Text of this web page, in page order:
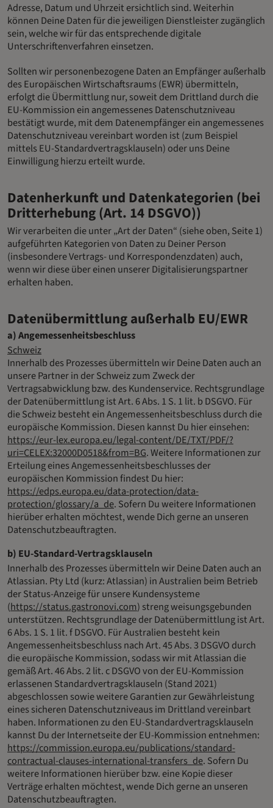
Adresse, Datum und Uhrzeit ersichtlich sind. Weiterhin
können Deine Daten für die jeweiligen Dienstleister zugänglich
sein, welche wir für das entsprechende digitale
Unterschriftenverfahren einsetzen.
Sollten wir personenbezogene Daten an Empfänger außerhalb
des Europäischen Wirtschaftsraums (EWR) übermitteln,
erfolgt die Übermittlung nur, soweit dem Drittland durch die
EU-Kommission ein angemessenes Datenschutzniveau
bestätigt wurde, mit dem Datenempfänger ein angemessenes
Datenschutzniveau vereinbart worden ist (zum Beispiel
mittels EU-Standardvertragsklauseln) oder uns Deine
Einwilligung hierzu erteilt wurde.
Datenherkunft und Datenkategorien (bei
Dritterhebung (Art. 14 DSGVO))
Wir verarbeiten die unter „Art der Daten“ (siehe oben, Seite 1)
aufgeführten Kategorien von Daten zu Deiner Person
(insbesondere Vertrags- und Korrespondenzdaten) auch,
wenn wir diese über einen unserer Digitalisierungspartner
erhalten haben.
Datenübermittlung außerhalb EU/EWR
a) Angemessenheitsbeschluss
Schweiz
Innerhalb des Prozesses übermitteln wir Deine Daten auch an
unsere Partner in der Schweiz zum Zweck der
Vertragsabwicklung bzw. des Kundenservice. Rechtsgrundlage
der Datenübermittlung ist Art. 6 Abs. 1 S. 1 lit. b DSGVO. Für
die Schweiz besteht ein Angemessenheitsbeschluss durch die
europäische Kommission. Diesen kannst Du hier einsehen:
https://eur-lex.europa.eu/legal-content/DE/TXT/PDF/?
uri=CELEX:32000D0518&from=BG. Weitere Informationen zur
Erteilung eines Angemessenheitsbeschlusses der
europäischen Kommission findest Du hier:
https://edps.europa.eu/data-protection/data-
protection/glossary/a_de. Sofern Du weitere Informationen
hierüber erhalten möchtest, wende Dich gerne an unseren
Datenschutzbeauftragten.
b) EU-Standard-Vertragsklauseln
Innerhalb des Prozesses übermitteln wir Deine Daten auch an
Atlassian. Pty Ltd (kurz: Atlassian) in Australien beim Betrieb
der Status-Anzeige für unsere Kundensysteme
(https://status.gastronovi.com) streng weisungsgebunden
unterstützen. Rechtsgrundlage der Datenübermittlung ist Art.
6 Abs. 1 S. 1 lit. f DSGVO. Für Australien besteht kein
Angemessenheitsbeschluss nach Art. 45 Abs. 3 DSGVO durch
die europäische Kommission, sodass wir mit Atlassian die
gemäß Art. 46 Abs. 2 lit. c DSGVO von der EU-Kommission
erlassenen Standardvertragsklauseln (Stand 2021)
abgeschlossen sowie weitere Garantien zur Gewährleistung
eines sicheren Datenschutzniveaus im Drittland vereinbart
haben. Informationen zu den EU-Standardvertragsklauseln
kannst Du der Internetseite der EU-Kommission entnehmen:
https://commission.europa.eu/publications/standard-
contractual-clauses-international-transfers_de. Sofern Du
weitere Informationen hierüber bzw. eine Kopie dieser
Verträge erhalten möchtest, wende Dich gerne an unseren
Datenschutzbeauftragten.